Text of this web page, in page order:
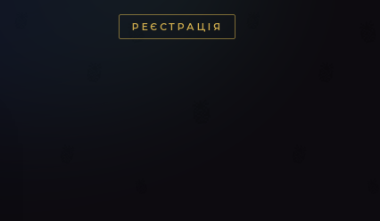
РЕЄСТРАЦІЯ